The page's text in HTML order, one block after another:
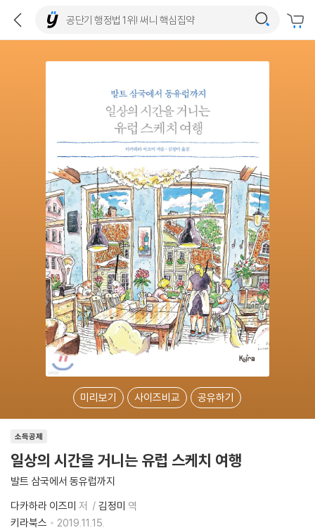
미리보기 사이즈비교 공유하기
소득공제
일상의 시간을 거니는 유럽 스케치 여행
발트 삼국에서 동유럽까지
다카하라 이즈미 저 김정미 역
키라북스
2019.11.15.